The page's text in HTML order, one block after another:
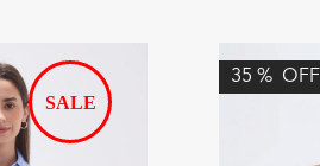
35 % OFF